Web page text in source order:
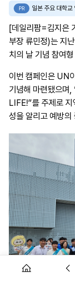
PR 일본 주요 대학교
[데일리팜=김지은
부장 류민정)는 지
치의 날 기념 참여
이번 캠페인은 UN
기념해 마련됐으며
LIFE!”를 주제로 지
성을 알리고 예방의